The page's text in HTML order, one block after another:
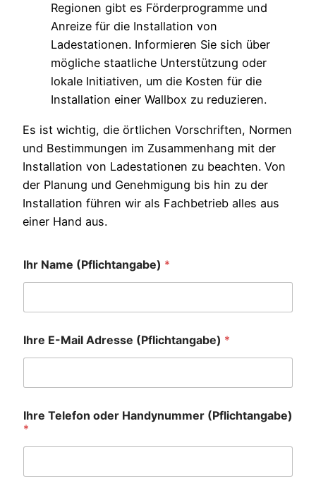
Regionen gibt es Förderprogramme und
Anreize für die Installation von
Ladestationen. Informieren Sie sich über
mögliche staatliche Unterstützung oder
lokale Initiativen, um die Kosten für die
Installation einer Wallbox zu reduzieren.
Es ist wichtig, die örtlichen Vorschriften, Normen
und Bestimmungen im Zusammenhang mit der
Installation von Ladestationen zu beachten. Von
der Planung und Genehmigung bis hin zu der
Installation führen wir als Fachbetrieb alles aus
einer Hand aus.
Ihr Name (Pflichtangabe) *
Ihre E-Mail Adresse (Pflichtangabe) *
Ihre Telefon oder Handynummer (Pflichtangabe)
*